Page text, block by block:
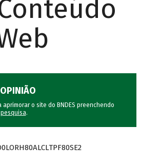
aprimorar o site do BNDES preenchendo
pesquisa.